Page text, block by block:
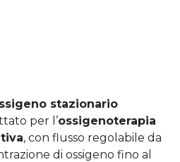
stazionario
per l’ossigenoterapia
, con flusso regolabile da
di ossigeno fino al